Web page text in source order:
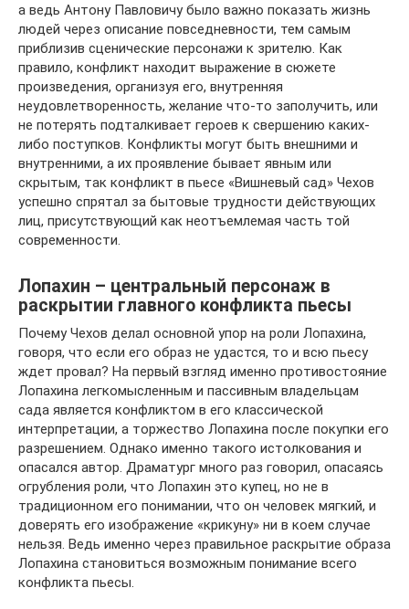
а ведь Антону Павловичу было важно показать жизнь
людей через описание повседневности, тем самым
приблизив сценические персонажи к зрителю. Как
правило, конфликт находит выражение в сюжете
произведения, организуя его, внутренняя
неудовлетворенность, желание что-то заполучить, или
не потерять подталкивает героев к свершению каких-
либо поступков. Конфликты могут быть внешними и
внутренними, а их проявление бывает явным или
скрытым, так конфликт в пьесе «Вишневый сад» Чехов
успешно спрятал за бытовые трудности действующих
лиц, присутствующий как неотъемлемая часть той
современности.
Лопахин – центральный персонаж в
раскрытии главного конфликта пьесы
Почему Чехов делал основной упор на роли Лопахина,
говоря, что если его образ не удастся, то и всю пьесу
ждет провал? На первый взгляд именно противостояние
Лопахина легкомысленным и пассивным владельцам
сада является конфликтом в его классической
интерпретации, а торжество Лопахина после покупки его
разрешением. Однако именно такого истолкования и
опасался автор. Драматург много раз говорил, опасаясь
огрубления роли, что Лопахин это купец, но не в
традиционном его понимании, что он человек мягкий, и
доверять его изображение «крикуну» ни в коем случае
нельзя. Ведь именно через правильное раскрытие образа
Лопахина становиться возможным понимание всего
конфликта пьесы.